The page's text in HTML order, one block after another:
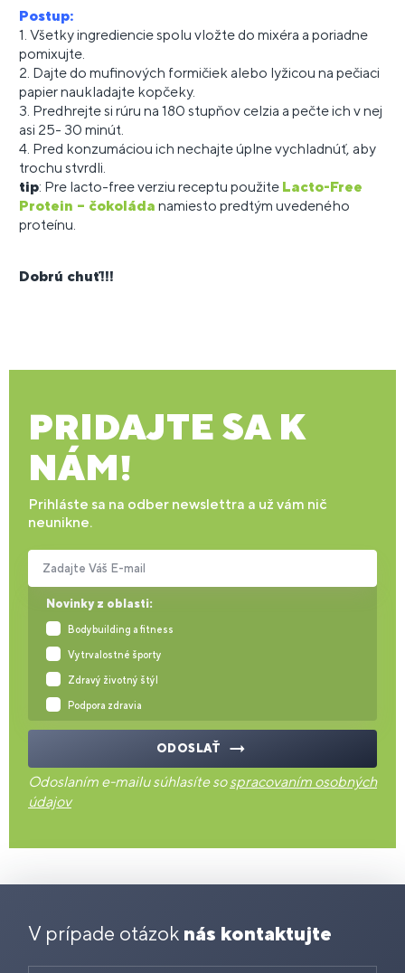
Postup:
1. Všetky ingrediencie spolu vložte do mixéra a poriadne
pomixujte.
2. Dajte do mufinových formičiek alebo lyžicou na pečiaci
papier naukladajte kopčeky.
3. Predhrejte si rúru na 180 stupňov celzia a pečte ich v nej
asi 25- 30 minút.
4. Pred konzumáciou ich nechajte úplne vychladnúť, aby
trochu stvrdli.
tip: Pre lacto-free verziu receptu použite Lacto-Free
Protein – čokoláda namiesto predtým uvedeného
proteínu.
Dobrú chuť!!!
PRIDAJTE SA K
NÁM!
Prihláste sa na odber newslettra a už vám nič
neunikne.
Novinky z oblasti:
Bodybuilding a fitness
Vytrvalostné športy
Zdravý životný štýl
Podpora zdravia
Zadajte Váš E-mail
ODOSLAŤ
Odoslaním e-mailu súhlasíte sospracovaním osobných
údajov
V prípade otázok nás kontaktujte